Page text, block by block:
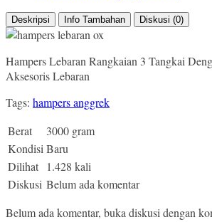
Deskripsi Info Tambahan Diskusi (0)
Hampers Lebaran Rangkaian 3 Tangkai
Aksesoris Lebaran
Tags: hampers anggrek
Berat
3000 gram
Kondisi Baru
Dilihat
1.428 kali
Diskusi Belum ada komentar
Belum ada komentar, buka diskusi dengan